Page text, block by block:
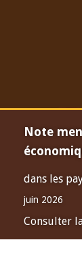
Note
dans les
juin 2026
Consulter